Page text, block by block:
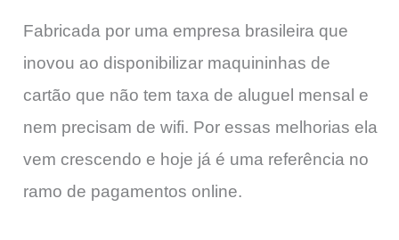
Fabricada por uma empresa brasileira que
inovou ao disponibilizar maquininhas de
cartão que não tem taxa de aluguel mensal e
nem precisam de wifi. Por essas melhorias ela
vem crescendo e hoje já é uma referência no
ramo de pagamentos online.